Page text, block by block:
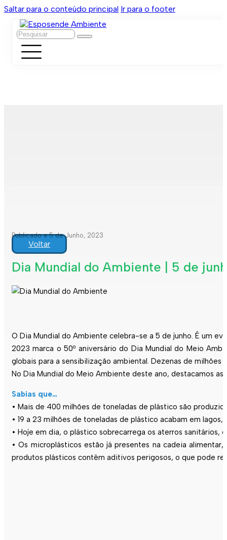
Saltar para o conteúdo principal Ir para o footer
Pesquisar
Publicado a 5 de Junho, 2023
Voltar
Dia Mundial do Ambiente | 5 de
O Dia Mundial do Ambiente celebra-se a 5 de junho. É um
2023 marca o 50º aniversário do Dia Mundial do Meio
globais para a sensibilização ambiental. Dezenas de
No Dia Mundial do Meio Ambiente deste ano, destacamos
Sabias que…
• Mais de 400 milhões de toneladas de plástico são
• 19 a 23 milhões de toneladas de plástico acabam em lagos,
• Hoje em dia, o plástico sobrecarrega os aterros
• Os microplásticos estão já presentes na cadeia
produtos plásticos contêm aditivos perigosos, o que pode